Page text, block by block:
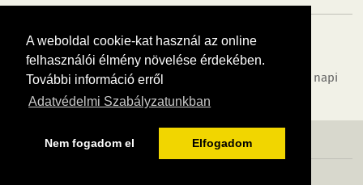
A weboldal cookie-kat használ az online
felhasználói élmény növelése érdekében.
További információ erről
Adatvédelmi Szabályzatunkban
Nem fogadom el Elfogadom
Tudj meg többet városodról! Hírek, programok, képek, napi
menü, cégek…. és minden, ami Győr
MÉDIAAJÁNLÓ ADATVÉDELEM IMPRESSZUM RÓLUNK